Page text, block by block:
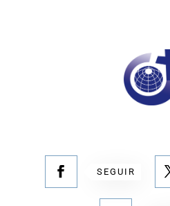
SEGUIR